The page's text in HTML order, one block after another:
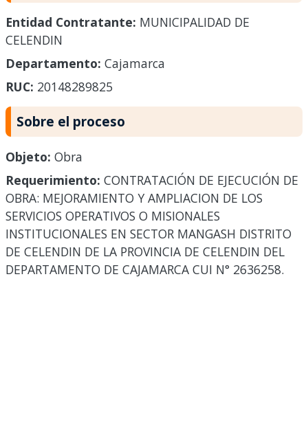
Entidad Contratante: MUNICIPALIDAD DE
CELENDIN
Departamento: Cajamarca
RUC: 20148289825
Sobre el proceso
Objeto: Obra
Requerimiento: CONTRATACIÓN DE EJECUCIÓN DE
OBRA: MEJORAMIENTO Y AMPLIACION DE LOS
SERVICIOS OPERATIVOS O MISIONALES
INSTITUCIONALES EN SECTOR MANGASH DISTRITO
DE CELENDIN DE LA PROVINCIA DE CELENDIN DEL
DEPARTAMENTO DE CAJAMARCA CUI N° 2636258.